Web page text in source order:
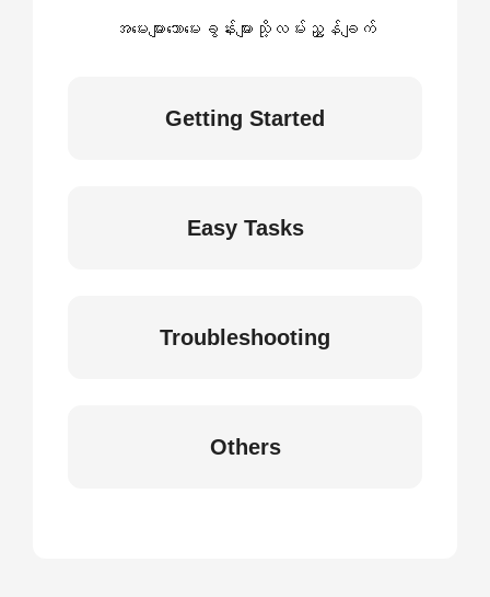
အမေးများသောမေးခွန်းများသို့လမ်းညွှန်ချက်
Getting Started
Easy Tasks
Troubleshooting
Others